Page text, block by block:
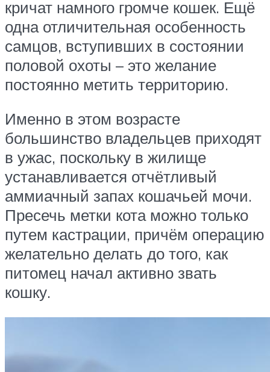
кричат намного громче кошек. Ещё
одна отличительная особенность
самцов, вступивших в состоянии
половой охоты – это желание
постоянно метить территорию.
Именно в этом возрасте
большинство владельцев приходят
в ужас, поскольку в жилище
устанавливается отчётливый
аммиачный запах кошачьей мочи.
Пресечь метки кота можно только
путем кастрации, причём операцию
желательно делать до того, как
питомец начал активно звать
кошку.